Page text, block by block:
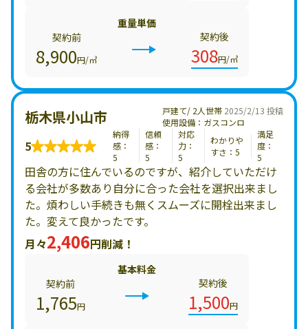
重量単価
契約前
8,900円/㎥
契約後
308円/㎥
2025/2/13 投稿
栃木県小山市
戸建て/ 2人世帯
使用設備：ガスコンロ
5
納得
感：
5
信頼
感：
5
対応
力：
5
わかりや
すさ：5
満足
度：
5
田舎の方に住んでいるのですが、紹介していただけ
る会社が多数あり自分に合った会社を選択出来まし
た。煩わしい手続きも無くスムーズに開栓出来まし
た。変えて良かったです。
月々2,406円削減！
基本料金
契約前
1,765円
契約後
1,500円